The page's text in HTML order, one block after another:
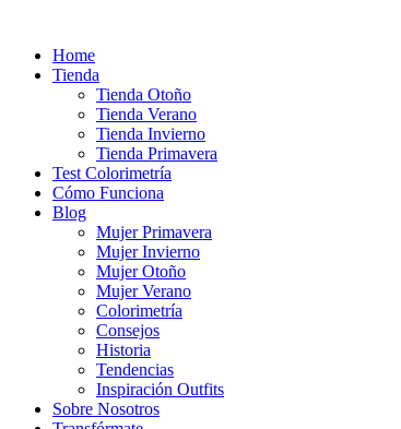
contenidoHome
Tienda
Tienda Otoño
Tienda Verano
Tienda Invierno
Tienda Primavera
Test Colorimetría
Cómo Funciona
Blog
Mujer Primavera
Mujer Invierno
Mujer Otoño
Mujer Verano
Colorimetría
Consejos
Historia
Tendencias
Inspiración Outfits
Sobre Nosotros